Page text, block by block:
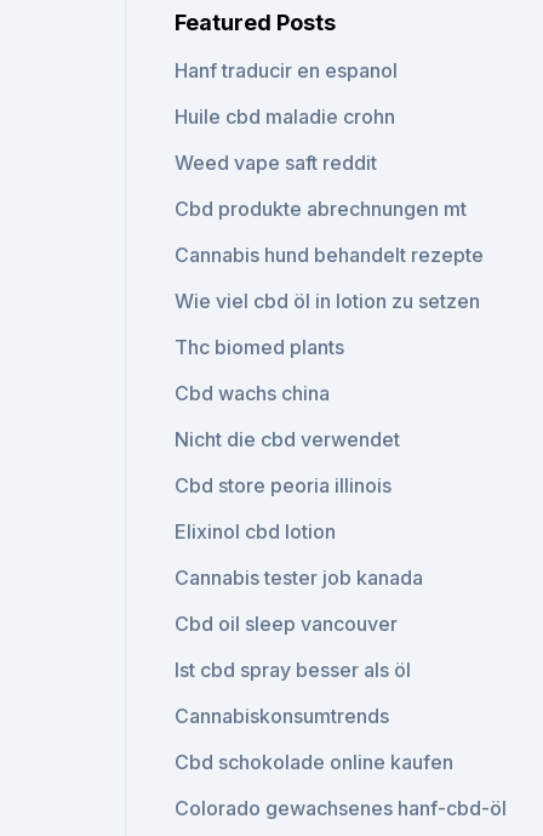
Featured Posts
Hanf traducir en espanol
Huile cbd maladie crohn
Weed vape saft reddit
Cbd produkte abrechnungen mt
Cannabis hund behandelt rezepte
Wie viel cbd öl in lotion zu setzen
Thc biomed plants
Cbd wachs china
Nicht die cbd verwendet
Cbd store peoria illinois
Elixinol cbd lotion
Cannabis tester job kanada
Cbd oil sleep vancouver
Ist cbd spray besser als öl
Cannabiskonsumtrends
Cbd schokolade online kaufen
Colorado gewachsenes hanf-cbd-öl